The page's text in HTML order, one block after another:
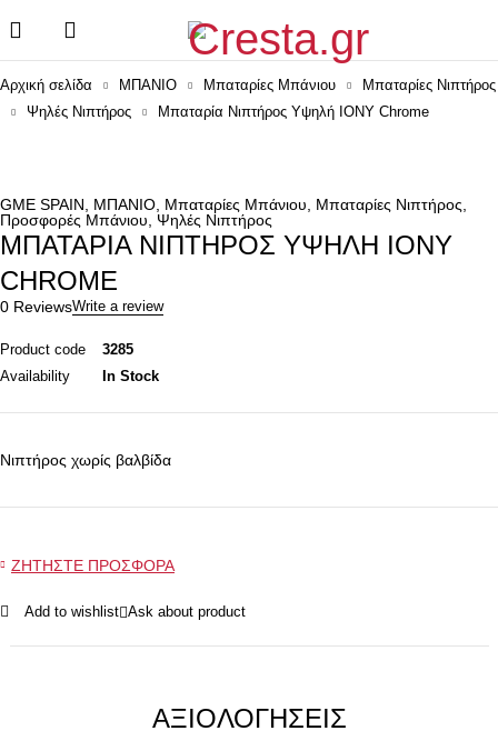
Αρχική σελίδα ΜΠΑΝΙΟ Μπαταρίες Μπάνιου
Μπαταρίες Νιπτήρος
Ψηλές Νιπτήρος
Μπαταρία Νιπτήρος Υψηλή IONY Chrome
GME SPAIN ΜΠΑΝΙΟ Μπαταρίες Μπάνιου Μπαταρίες Νιπτήρος
Προσφορές Μπάνιου
Ψηλές Νιπτήρος
ΜΠΑΤΑΡΊΑ ΝΙΠΤΉΡΟΣ ΥΨΗΛΉ IONY
CHROME
0 ReviewsWrite a review
Product code
3285
Availability
In Stock
Νιπτήρος χωρίς βαλβίδα
ΖΗΤΗΣΤΕ ΠΡΟΣΦΟΡΑ
Add to wishlist Ask about product
ΑΞΙΟΛΟΓΉΣΕΙΣ